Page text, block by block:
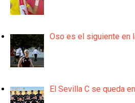
Oso es el siguiente en
El Sevilla C se queda